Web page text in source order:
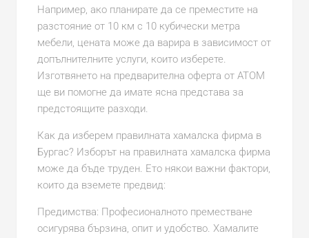
Например, ако планирате да се преместите на
разстояние от 10 км с 10 кубически метра
мебели, цената може да варира в зависимост от
допълнителните услуги, които изберете.
Изготвянето на предварителна оферта от АТОМ
ще ви помогне да имате ясна представа за
предстоящите разходи.
Как да изберем правилната хамалска фирма в
Бургас? Изборът на правилната хамалска фирма
може да бъде труден. Ето някои важни фактори,
които да вземете предвид:
Предимства: Професионалното преместване
осигурява бързина, опит и удобство. Хамалите